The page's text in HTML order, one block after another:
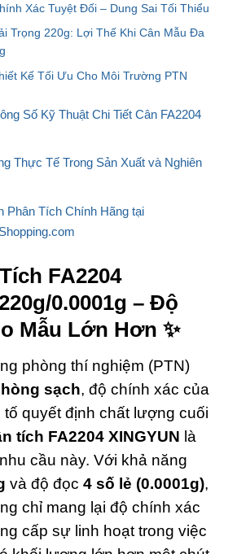
Xác Tuyệt Đối – Dung Sai Tối Thiểu
Trọng 220g: Lợi Thế Khi Cân Mẫu Đa
Kế Tối Ưu Cho Môi Trường PTN
Số Kỹ Thuật Chi Tiết Cân FA2204
Thực Tế Trong Sản Xuất và Nghiên
Phân Tích Chính Hãng tại
FA2204
0.0001g – Độ
Mẫu Lớn Hơn ✨
phòng thí nghiệm (PTN)
sạch, độ chính xác của
tố quyết định chất lượng cuối
tích FA2204 XINGYUN là
cầu này. Với khả năng
và độ đọc 4 số lẻ (0.0001g),
chỉ mang lại độ chính xác
cấp sự linh hoạt trong việc